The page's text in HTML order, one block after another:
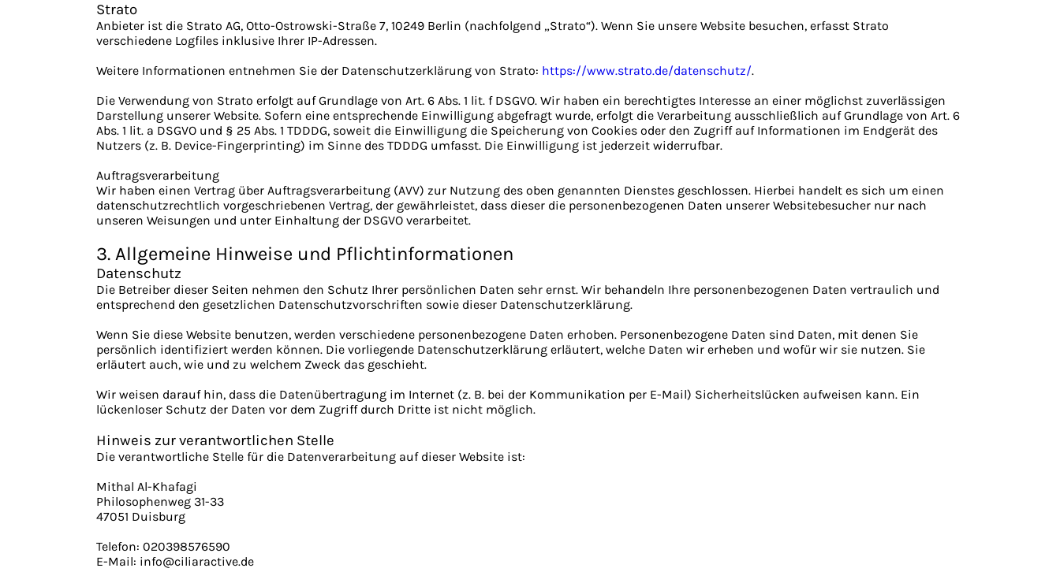
Strato
Anbieter ist die Strato AG, Otto-Ostrowski-Straße 7, 10249 Berlin (nachfolgend „Strato“). Wenn Sie unsere Website besuchen, erfasst Strato
verschiedene Logfiles inklusive Ihrer IP-Adressen.
Weitere Informationen entnehmen Sie der Datenschutzerklärung von Strato: https://www.strato.de/datenschutz/.
Die Verwendung von Strato erfolgt auf Grundlage von Art. 6 Abs. 1 lit. f DSGVO. Wir haben ein berechtigtes Interesse an einer möglichst zuverlässigen
Darstellung unserer Website. Sofern eine entsprechende Einwilligung abgefragt wurde, erfolgt die Verarbeitung ausschließlich auf Grundlage von Art. 6
Abs. 1 lit. a DSGVO und § 25 Abs. 1 TDDDG, soweit die Einwilligung die Speicherung von Cookies oder den Zugriff auf Informationen im Endgerät des
Nutzers (z. B. Device-Fingerprinting) im Sinne des TDDDG umfasst. Die Einwilligung ist jederzeit widerrufbar.
Auftragsverarbeitung
Wir haben einen Vertrag über Auftragsverarbeitung (AVV) zur Nutzung des oben genannten Dienstes geschlossen. Hierbei handelt es sich um einen
datenschutzrechtlich vorgeschriebenen Vertrag, der gewährleistet, dass dieser die personenbezogenen Daten unserer Websitebesucher nur nach
unseren Weisungen und unter Einhaltung der DSGVO verarbeitet.
3. Allgemeine Hinweise und Pflicht­informationen
Datenschutz
Die Betreiber dieser Seiten nehmen den Schutz Ihrer persönlichen Daten sehr ernst. Wir behandeln Ihre personenbezogenen Daten vertraulich und
entsprechend den gesetzlichen Datenschutzvorschriften sowie dieser Datenschutzerklärung.
Wenn Sie diese Website benutzen, werden verschiedene personenbezogene Daten erhoben. Personenbezogene Daten sind Daten, mit denen Sie
persönlich identifiziert werden können. Die vorliegende Datenschutzerklärung erläutert, welche Daten wir erheben und wofür wir sie nutzen. Sie
erläutert auch, wie und zu welchem Zweck das geschieht.
Wir weisen darauf hin, dass die Datenübertragung im Internet (z. B. bei der Kommunikation per E-Mail) Sicherheitslücken aufweisen kann. Ein
lückenloser Schutz der Daten vor dem Zugriff durch Dritte ist nicht möglich.
Hinweis zur verantwortlichen Stelle
Die verantwortliche Stelle für die Datenverarbeitung auf dieser Website ist:
Mithal Al-Khafagi
Philosophenweg 31-33
47051 Duisburg
Telefon: 020398576590
E-Mail: info@ciliaractive.de